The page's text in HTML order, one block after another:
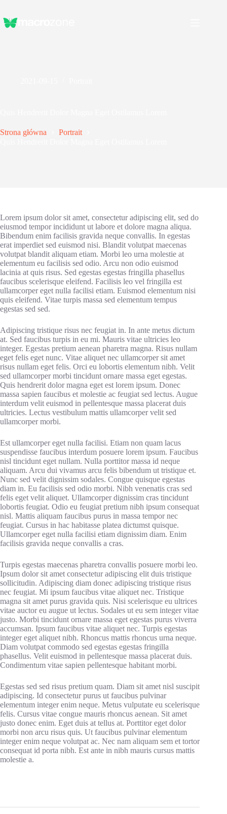
treści
Strona główna
Portrait
Lorem ipsum dolor sit amet, consectetur adipiscing elit, sed do
eiusmod tempor incididunt ut labore et dolore magna aliqua.
Bibendum enim facilisis gravida neque convallis. In egestas
erat imperdiet sed euismod nisi. Blandit volutpat maecenas
volutpat blandit aliquam etiam. Morbi leo urna molestie at
elementum eu facilisis sed odio. Arcu non odio euismod
lacinia at quis risus. Sed egestas egestas fringilla phasellus
faucibus scelerisque eleifend. Facilisis leo vel fringilla est
ullamcorper eget nulla facilisi etiam. Euismod elementum nisi
quis eleifend. Vitae turpis massa sed elementum tempus
egestas sed sed.
Adipiscing tristique risus nec feugiat in. In ante metus dictum
at. Sed faucibus turpis in eu mi. Mauris vitae ultricies leo
integer. Egestas pretium aenean pharetra magna. Risus nullam
eget felis eget nunc. Vitae aliquet nec ullamcorper sit amet
risus nullam eget felis. Orci eu lobortis elementum nibh. Velit
sed ullamcorper morbi tincidunt ornare massa eget egestas.
Quis hendrerit dolor magna eget est lorem ipsum. Donec
massa sapien faucibus et molestie ac feugiat sed lectus. Augue
interdum velit euismod in pellentesque massa placerat duis
ultricies. Lectus vestibulum mattis ullamcorper velit sed
ullamcorper morbi.
Est ullamcorper eget nulla facilisi. Etiam non quam lacus
suspendisse faucibus interdum posuere lorem ipsum. Faucibus
nisl tincidunt eget nullam. Nulla porttitor massa id neque
aliquam. Arcu dui vivamus arcu felis bibendum ut tristique et.
Nunc sed velit dignissim sodales. Congue quisque egestas
diam in. Eu facilisis sed odio morbi. Nibh venenatis cras sed
felis eget velit aliquet. Ullamcorper dignissim cras tincidunt
lobortis feugiat. Odio eu feugiat pretium nibh ipsum consequat
nisl. Mattis aliquam faucibus purus in massa tempor nec
feugiat. Cursus in hac habitasse platea dictumst quisque.
Ullamcorper eget nulla facilisi etiam dignissim diam. Enim
facilisis gravida neque convallis a cras.
Turpis egestas maecenas pharetra convallis posuere morbi leo.
Ipsum dolor sit amet consectetur adipiscing elit duis tristique
sollicitudin. Adipiscing diam donec adipiscing tristique risus
nec feugiat. Mi ipsum faucibus vitae aliquet nec. Tristique
magna sit amet purus gravida quis. Nisi scelerisque eu ultrices
vitae auctor eu augue ut lectus. Sodales ut eu sem integer vitae
justo. Morbi tincidunt ornare massa eget egestas purus viverra
accumsan. Ipsum faucibus vitae aliquet nec. Turpis egestas
integer eget aliquet nibh. Rhoncus mattis rhoncus urna neque.
Diam volutpat commodo sed egestas egestas fringilla
phasellus. Velit euismod in pellentesque massa placerat duis.
Condimentum vitae sapien pellentesque habitant morbi.
Egestas sed sed risus pretium quam. Diam sit amet nisl suscipit
adipiscing. Id consectetur purus ut faucibus pulvinar
elementum integer enim neque. Metus vulputate eu scelerisque
felis. Cursus vitae congue mauris rhoncus aenean. Sit amet
justo donec enim. Eget duis at tellus at. Porttitor eget dolor
morbi non arcu risus quis. Ut faucibus pulvinar elementum
integer enim neque volutpat ac. Nec nam aliquam sem et tortor
consequat id porta nibh. Est ante in nibh mauris cursus mattis
molestie a.